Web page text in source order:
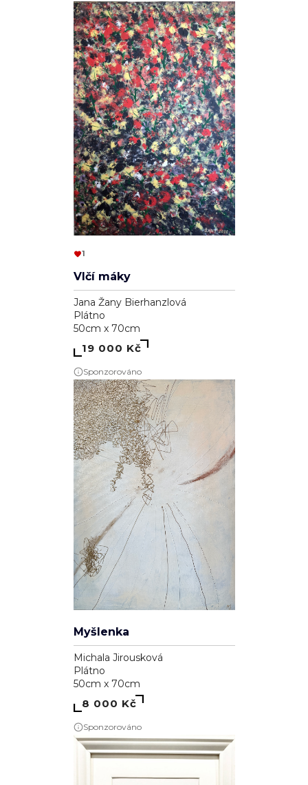
1
Vlčí máky
Jana Žany Bierhanzlová
Plátno
50cm x 70cm
19 000 Kč
Sponzorováno
Myšlenka
Michala Jirousková
Plátno
50cm x 70cm
8 000 Kč
Sponzorováno